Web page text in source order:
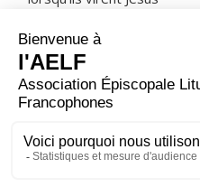
Alors, ils furent saisis de
Mais il leur dit :
« C’est moi. N’ayez plus
Les disciples voulaient le
aussitôt, la barque toucha
là où ils se rendaient.
– Acclamons la Parole de